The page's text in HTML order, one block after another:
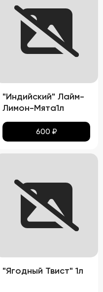
"Индийский" Лайм-
Лимон-Мята1л
600 ₽
"Ягодный Твист" 1л